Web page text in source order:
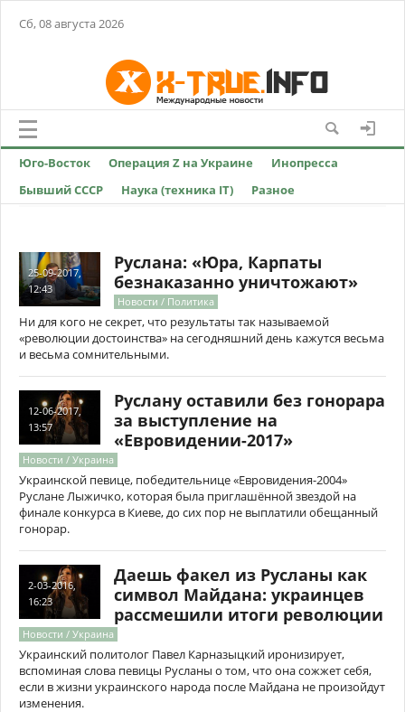
Сб, 08 августа 2026
Юго-Восток Операция Z на Украине
Инопресса
Бывший СССР
Наука (техника IT) Разное
25-09-2017,
12:43
Руслана: «Юра, Карпаты
безнаказанно уничтожают»
Новости / Политика
Ни для кого не секрет, что результаты так называемой
«революции достоинства» на сегодняшний день кажутся весьма
и весьма сомнительными.
12-06-2017,
13:57
Руслану оставили без гонорара
за выступление на
«Евровидении-2017»
Новости / Украина
Украинской певице, победительнице «Евровидения-2004»
Руслане Лыжичко, которая была приглашённой звездой на
финале конкурса в Киеве, до сих пор не выплатили обещанный
гонорар.
2-03-2016,
16:23
Даешь факел из Русланы как
символ Майдана: украинцев
рассмешили итоги революции
Новости / Украина
Украинский политолог Павел Карназыцкий иронизирует,
вспоминая слова певицы Русланы о том, что она сожжет себя,
если в жизни украинского народа после Майдана не произойдут
изменения.